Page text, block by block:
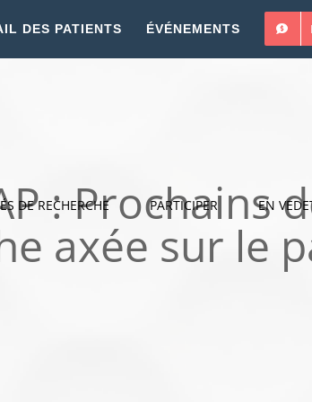
DES PATIENTS ÉVÉNEMENTS
DE RECHERCHE PARTICIPER EN
: Prochains
axée sur le